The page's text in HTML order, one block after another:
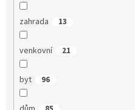
zahrada 13
venkovní 21
byt 96